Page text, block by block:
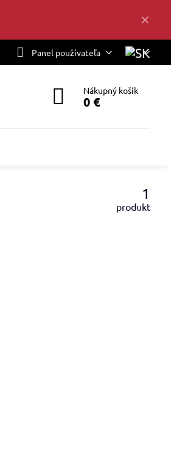
✕
Panel používateľa
Nákupný košík
0 €
1
produkt